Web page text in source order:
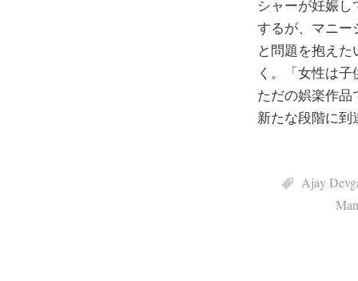
シャーが妊娠
するが、マニー
と問題を抱え
く。「女性は
ただの娯楽作
新たな段階に
Ajay